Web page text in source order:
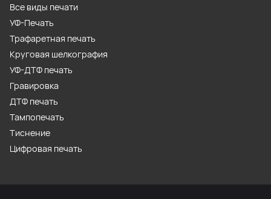
Все виды печати
УФ-Печать
Трафаретная печать
Круговая шелкография
УФ-ДТФ печать
Гравировка
ДТФ печать
Тампопечать
Тиснение
Цифровая печать